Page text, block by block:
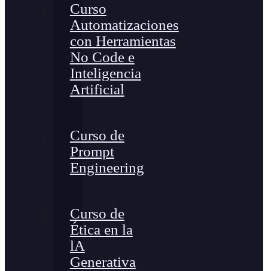
Curso
Automatizaciones
con Herramientas
No Code e
Inteligencia
Artificial
Curso de
Prompt
Engineering
Curso de
Ética en la
lA
Generativa